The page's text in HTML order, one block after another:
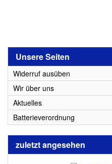
Unsere Seiten
Widerruf ausüben
Wir über uns
Aktuelles
Batterieverordnung
zuletzt angesehen